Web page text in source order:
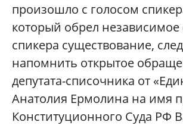
произошло с голосом
который обрел независимое
спикера существование,
напомнить открытое
депутата-списочника от
Анатолия Ермолина на имя
Конституционного Суда РФ